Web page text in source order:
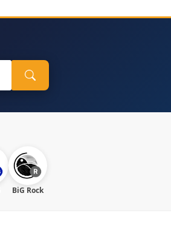
BiG Rock